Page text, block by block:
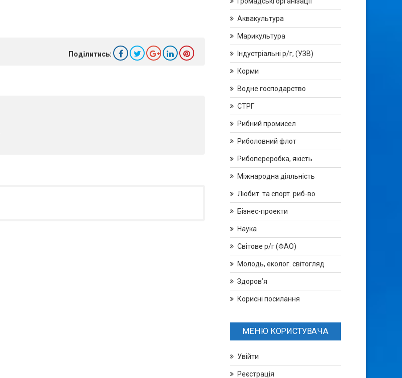
Поділитись:
Аквакультура
Марикультура
Індустріальні р/г, (УЗВ)
Корми
Водне господарство
СТРГ
Рибний промисел
Риболовний флот
Рибопереробка, якість
Міжнародна діяльність
Любит. та спорт. риб-во
Бізнес-проекти
Наука
Світове р/г (ФАО)
Молодь, еколог. світогляд
Здоров’я
Корисні посилання
МЕНЮ КОРИСТУВАЧА
Увійти
Реєстрація